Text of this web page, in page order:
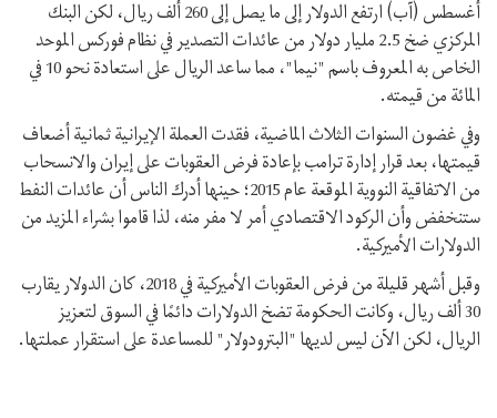
أغسطس (آب) ارتفع الدولار إلى ما يصل إلى 260 ألف ريال، لكن البنك
المركزي ضخ 2.5 مليار دولار من عائدات التصدير في نظام فوركس الموحد
الخاص به المعروف باسم "نيما"، مما ساعد الريال على استعادة نحو 10 في
المائة من قيمته.
وفي غضون السنوات الثلاث الماضية، فقدت العملة الإيرانية ثمانية أضعاف
قيمتها، بعد قرار إدارة ترامب بإعادة فرض العقوبات على إيران والانسحاب
من الاتفاقية النووية الموقعة عام 2015؛ حينها أدرك الناس أن عائدات النفط
ستنخفض وأن الركود الاقتصادي أمر لا مفر منه، لذا قاموا بشراء المزيد من
الدولارات الأميركية.
وقبل أشهر قليلة من فرض العقوبات الأميركية في 2018، كان الدولار يقارب
30 ألف ريال، وكانت الحكومة تضخ الدولارات دائمًا في السوق لتعزيز
الريال، لكن الآن ليس لديها "البترودولار" للمساعدة على استقرار عملتها.